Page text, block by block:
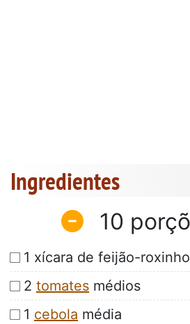
Ingredientes
10
1 xícara de feijão-roxinho
2 tomates médios
1 cebola média